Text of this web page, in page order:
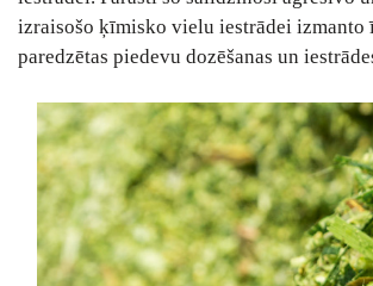
izraisošo ķīmisko vielu iestrādei izmanto
paredzētas piedevu dozēšanas un